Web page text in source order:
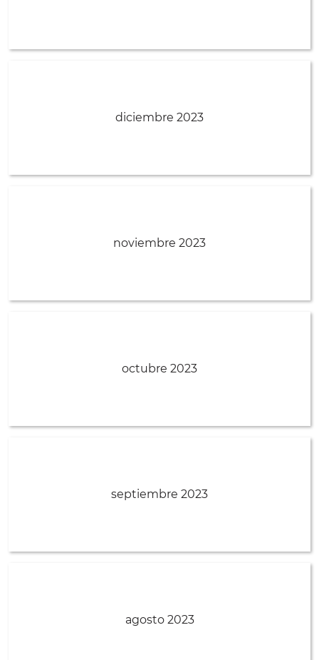
diciembre 2023
noviembre 2023
octubre 2023
septiembre 2023
agosto 2023